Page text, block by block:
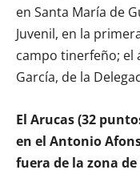
en Santa María de
Juvenil, en la
campo tinerfeño; el
García, de la
El Arucas (32
en el Antonio
fuera de la zona de